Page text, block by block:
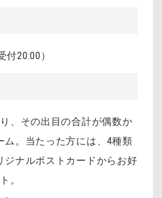
付20:00）
、その出目の合計が偶数か
ム。当たった方には、4種類
ジナルポストカードからお好
。